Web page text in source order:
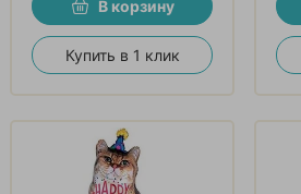
В корзину
Купить в 1 клик